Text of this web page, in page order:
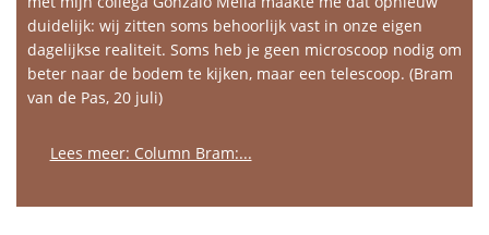
duidelijk: wij zitten soms behoorlijk vast in onze eigen
dagelijkse realiteit. Soms heb je geen microscoop nodig om
beter naar de bodem te kijken, maar een telescoop. (Bram
van de Pas, 20 juli)
Lees meer: Column Bram:...